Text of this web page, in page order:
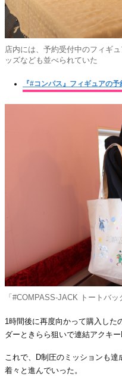
店内には、予約受付中のフィギ
ッズなども並べられていた
『#コンパス』フィギュアの
「#COMPASS-JACK トートバ
1時間後に再度向かって購入した
ダーときらら狙いで連結アクキー
これで、D制圧のミッションも達
着々と進んでいった。